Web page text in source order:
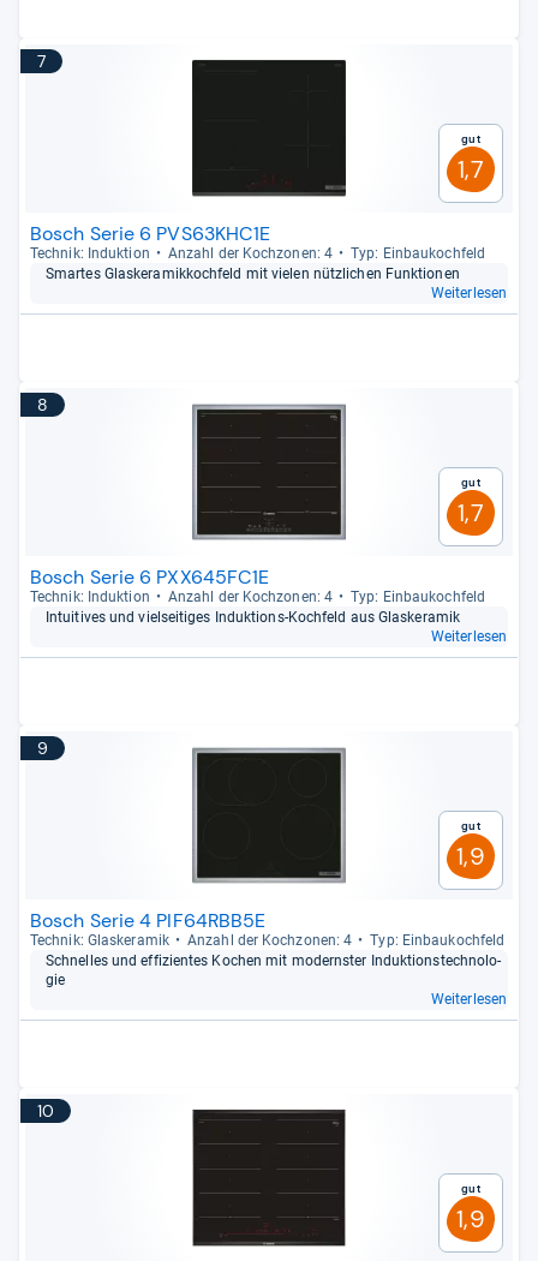
7
Gut
1,7
Bosch Serie 6 PVS63KHC1E
Tech­nik: Induk­tion Anzahl der Koch­zo­nen: 4
Typ: Ein­bau­koch­feld
Smar­tes Glas­ke­ra­mik­koch­feld mit vie­len nütz­li­chen Funk­tio­nen
Weiterlesen
8
Gut
1,7
Bosch Serie 6 PXX645FC1E
Tech­nik: Induk­tion Anzahl der Koch­zo­nen: 4
Typ: Ein­bau­koch­feld
Intui­ti­ves und viel­sei­ti­ges Induk­ti­ons-​Koch­feld aus Glas­ke­ra­mik
Weiterlesen
9
Gut
1,9
Bosch Serie 4 PIF64RBB5E
Tech­nik: Glas­ke­ra­mik Anzahl der Koch­zo­nen: 4
Typ: Ein­bau­koch­feld
Schnel­les und effi­zi­en­tes Kochen mit mod­erns­ter Induk­ti­ons­tech­no­lo­
gie
Weiterlesen
10
Gut
1,9